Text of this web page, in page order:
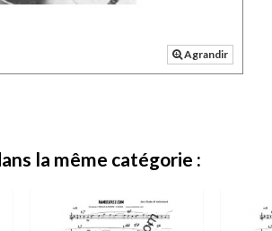
Agrandir
la même catégorie :